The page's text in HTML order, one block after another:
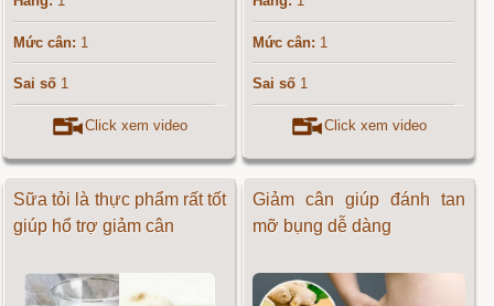
Mức cân: 1
Sai số 1
Click xem video
Mức cân: 1
Sai số 1
Click xem video
Sữa tỏi là thực phẩm rất tốt
giúp hổ trợ giảm cân
Giảm cân giúp đánh tan
mỡ bụng dễ dàng